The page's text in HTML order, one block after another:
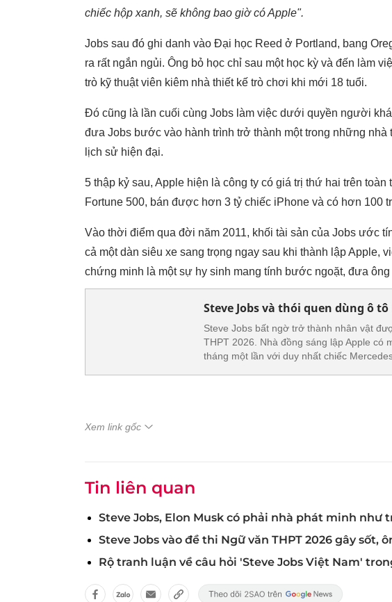
chiếc hộp xanh, sẽ không bao giờ có Apple".
Jobs sau đó ghi danh vào Đại học Reed ở Portland, bang
ra rất ngắn ngủi. Ông bỏ học chỉ sau một học kỳ và đến làm
trò kỹ thuật viên kiêm nhà thiết kế trò chơi khi mới 18 tuổi.
Đó cũng là lần cuối cùng Jobs làm việc dưới quyền người
đưa Jobs bước vào hành trình trở thành một trong những
lịch sử hiện đại.
5 thập kỷ sau, Apple hiện là công ty có giá trị thứ hai trên
Fortune 500, bán được hơn 3 tỷ chiếc iPhone và có hơn 100
Vào thời điểm qua đời năm 2011, khối tài sản của Jobs ước
cả một dàn siêu xe sang trọng ngay sau khi thành lập Apple,
chứng minh là một sự hy sinh mang tính bước ngoặt, đưa
Steve Jobs và thói quen dùng ô
Steve Jobs bất ngờ trở thành nhân vật
THPT 2026. Nhà đồng sáng lập Apple có
tháng một lần với duy nhất chiếc
Xem link gốc
Tin liên quan
Steve Jobs, Elon Musk có phải nhà phát minh như
Steve Jobs vào đề thi Ngữ văn THPT 2026 gây sốt,
Rộ tranh luận về câu hỏi 'Steve Jobs Việt Nam'